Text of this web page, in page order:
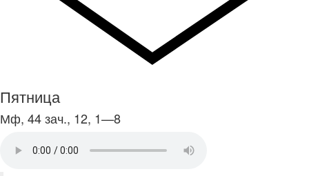
Пятница
Мф, 44 зач., 12, 1—8